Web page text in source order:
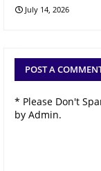
July 14, 2026
POST A
* Please Don't
by Admin.